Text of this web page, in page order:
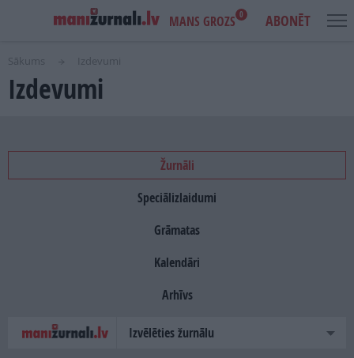
MANS GROZS 0
USER
ACCOUNT
MAIN
NAVIGATION
NOTIKUMI
IZDEVUMI
LASI PAR BRĪVU
ABONĒT
Sākums Izdevumi
Izdevumi
Žurnāli
Speciālizlaidumi
Grāmatas
Kalendāri
Arhīvs
Izvēlēties žurnālu